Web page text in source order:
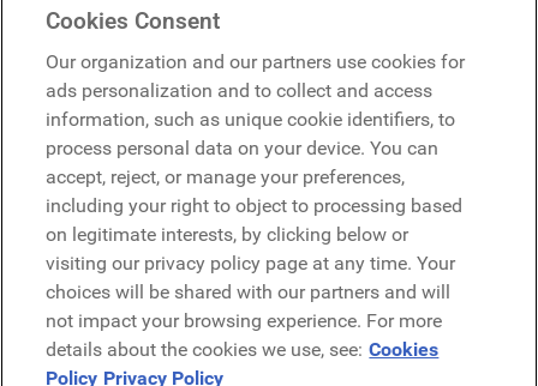
Microsoft
Demo anfragen
Demo anfragen
Kontakt
Kontakt
Cookies Consent
Our organization and our partners use cookies for
ads personalization and to collect and access
information, such as unique cookie identifiers, to
process personal data on your device. You can
accept, reject, or manage your preferences,
including your right to object to processing based
on legitimate interests, by clicking below or
visiting our privacy policy page at any time. Your
choices will be shared with our partners and will
not impact your browsing experience. For more
details about the cookies we use, see: Cookies
Policy Privacy Policy